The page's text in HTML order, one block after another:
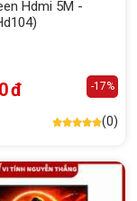
Hdmi 5M -
đ -17%
(0)